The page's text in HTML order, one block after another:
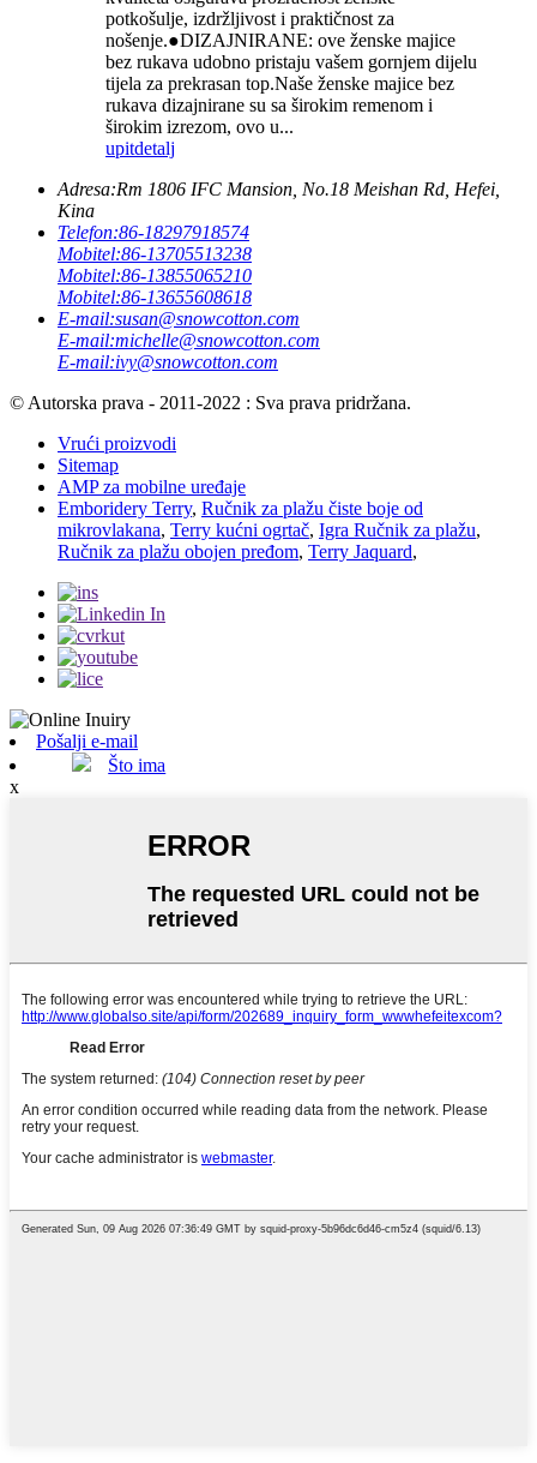
potkošulje, izdržljivost i praktičnost za
nošenje.●DIZAJNIRANE: ove ženske majice
bez rukava udobno pristaju vašem gornjem dijelu
tijela za prekrasan top.Naše ženske majice bez
rukava dizajnirane su sa širokim remenom i
širokim izrezom, ovo u...
upitdetalj
Adresa:Rm 1806 IFC Mansion, No.18 Meishan Rd, Hefei,
Kina
Telefon:86-18297918574
Mobitel:86-13705513238
Mobitel:86-13855065210
Mobitel:86-13655608618
E-mail:susan@snowcotton.com
E-mail:michelle@snowcotton.com
E-mail:ivy@snowcotton.com
© Autorska prava - 2011-2022 : Sva prava pridržana.
Vrući proizvodi
Sitemap
AMP za mobilne uređaje
Emboridery Terry, Ručnik za plažu čiste boje od
mikrovlakana, Terry kućni ogrtač, Igra Ručnik za plažu,
Ručnik za plažu obojen pređom, Terry Jaquard,
Pošalji e-mail
Što ima
x